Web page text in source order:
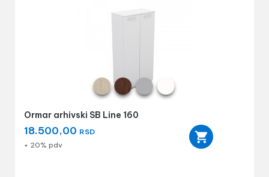
Ormar arhivski SB Line 160
18.500,00 RSD
+ 20% pdv